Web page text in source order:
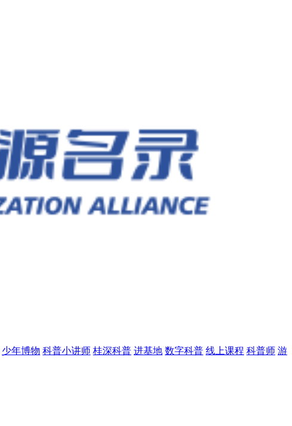
少年博物 科普小讲师 桂深科普 进基地 数字科普 线上课程 科普师 游